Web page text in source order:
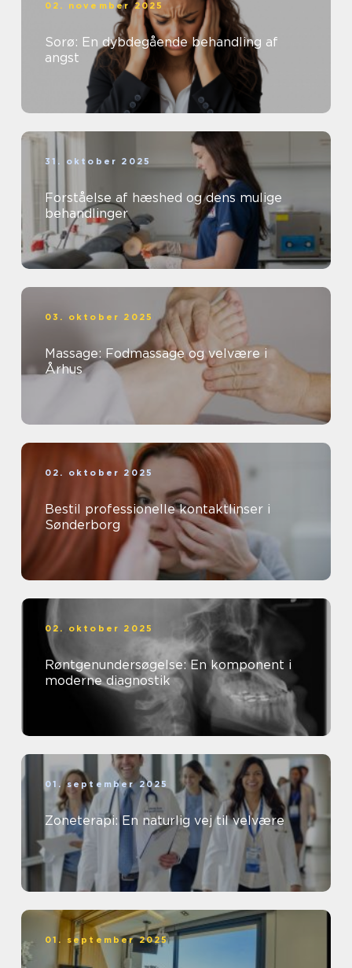
02. november 2025
Sorø: En dybdegående behandling af
angst
31. oktober 2025
Forståelse af hæshed og dens mulige
behandlinger
03. oktober 2025
Massage: Fodmassage og velvære i
Århus
02. oktober 2025
Bestil professionelle kontaktlinser i
Sønderborg
02. oktober 2025
Røntgenundersøgelse: En komponent i
moderne diagnostik
01. september 2025
Zoneterapi: En naturlig vej til velvære
01. september 2025